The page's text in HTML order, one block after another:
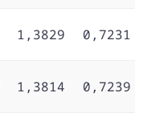
1,3829 0,7231
1,3814 0,7239